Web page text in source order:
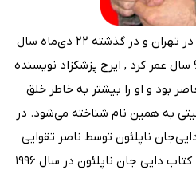
ایرج پزشک‌زاد متولد سال ۱۳۰۶ در تهران و در گذشته ۲۲ دی‌ماه سال
۱۴۰۰ در لس انجلس است و 94 سال عمر کرد , ایرج پزشکزاد نویسنده
بود و او را بیشتر به خاطر خلق
به همین نام شناخته می‌شود. در
دایی‌جان ناپلئون توسط ناصر تقوایی
برگرفته از این رمان ساخته شد. کتاب دایی جان ناپلئون در سال ۱۹۹۶